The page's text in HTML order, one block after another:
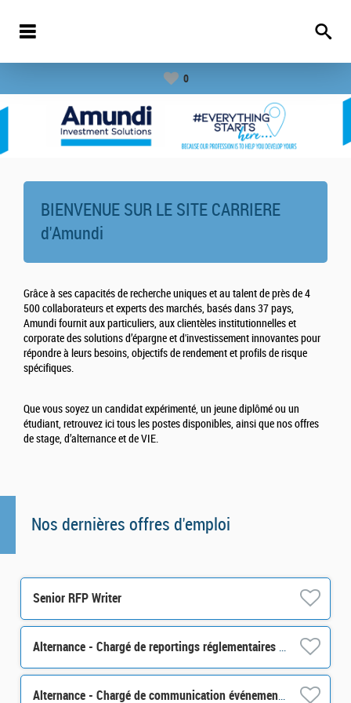
0
BIENVENUE SUR LE SITE CARRIERE
d'Amundi
Grâce à ses capacités de recherche uniques et au talent de près de 4
500 collaborateurs et experts des marchés, basés dans 37 pays,
Amundi fournit aux particuliers, aux clientèles institutionnelles et
corporate des solutions d’épargne et d'investissement innovantes pour
répondre à leurs besoins, objectifs de rendement et profils de risque
spécifiques.
Que vous soyez un candidat expérimenté, un jeune diplômé ou un
étudiant, retrouvez ici tous les postes disponibles, ainsi que nos offres
de stage, d’alternance et de VIE.
Nos dernières offres d'emploi
Senior RFP Writer
Alternance - Chargé de reportings réglementaires - H/F
Alternance - Chargé de communication événementielle - H/F